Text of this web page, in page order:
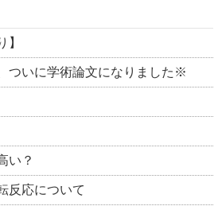
】
ついに学術論文になりました※
い？
反応について